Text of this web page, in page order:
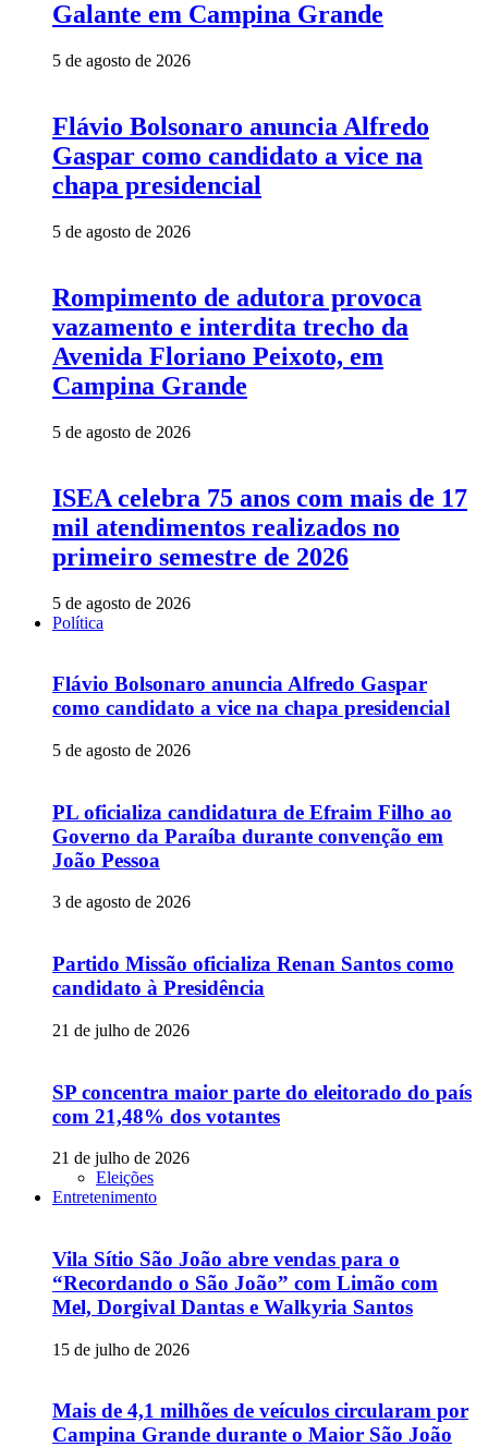
Galante em Campina Grande
5 de agosto de 2026
Flávio Bolsonaro anuncia Alfredo
Gaspar como candidato a vice na
chapa presidencial
5 de agosto de 2026
Rompimento de adutora provoca
vazamento e interdita trecho da
Avenida Floriano Peixoto, em
Campina Grande
5 de agosto de 2026
ISEA celebra 75 anos com mais de 17
mil atendimentos realizados no
primeiro semestre de 2026
5 de agosto de 2026
Política
Flávio Bolsonaro anuncia Alfredo Gaspar
como candidato a vice na chapa presidencial
5 de agosto de 2026
PL oficializa candidatura de Efraim Filho ao
Governo da Paraíba durante convenção em
João Pessoa
3 de agosto de 2026
Partido Missão oficializa Renan Santos como
candidato à Presidência
21 de julho de 2026
SP concentra maior parte do eleitorado do país
com 21,48% dos votantes
21 de julho de 2026
Eleições
Entretenimento
Vila Sítio São João abre vendas para o
“Recordando o São João” com Limão com
Mel, Dorgival Dantas e Walkyria Santos
15 de julho de 2026
Mais de 4,1 milhões de veículos circularam por
Campina Grande durante o Maior São João